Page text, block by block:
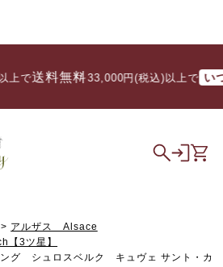
送料無料/ 33,000円(税込)以上で いつでも
アルザス Alsace
3ツ星】
グ シュロスベルク キュヴェ サント・カ